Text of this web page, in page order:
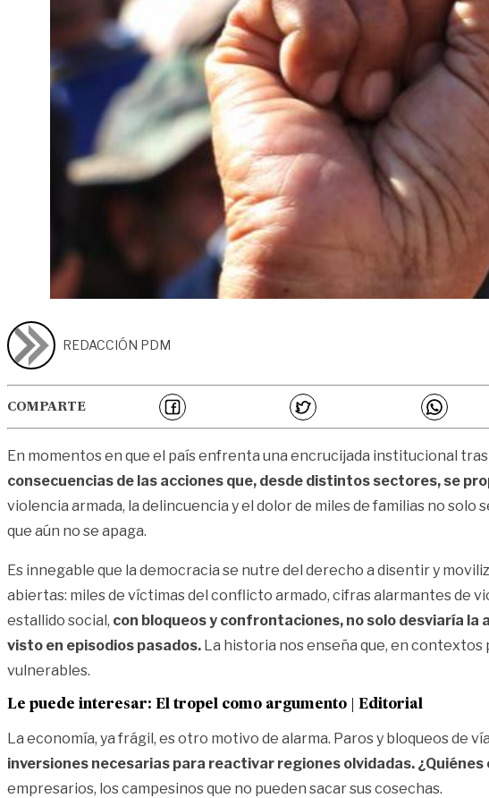
REDACCIÓN PDM
COMPARTE
En momentos en que el país enfrenta una encrucijada institucional
consecuencias de las acciones que, desde distintos sectores, se
violencia armada, la delincuencia y el dolor de miles de familias no
que aún no se apaga.
Es innegable que la democracia se nutre del derecho a disentir y
abiertas: miles de víctimas del conflicto armado, cifras alarmantes de
estallido social, con bloqueos y confrontaciones, no solo desviaría
visto en episodios pasados. La historia nos enseña que, en
vulnerables.
Le puede interesar: El tropel como argumento | Editorial
La economía, ya frágil, es otro motivo de alarma. Paros y bloqueos
inversiones necesarias para reactivar regiones olvidadas.
empresarios, los campesinos que no pueden sacar sus cosechas.